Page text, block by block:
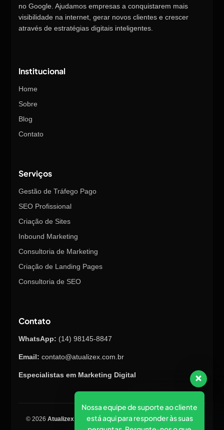
no Google. Ajudamos empresas a conquistarem mais
visibilidade na internet, gerar novos clientes e crescer
através de estratégias digitais inteligentes.
Institucional
Home
Sobre
Blog
Contato
Serviços
Gestão de Tráfego Pago
SEO Profissional
Criação de Sites
Inbound Marketing
Consultoria de Marketing
Criação de Landing Pages
Consultoria de SEO
Contato
WhatsApp: (14) 98145-8847
Email: contato@atualizex.com.br
Especialistas em Marketing Digital
© 2026 Atualizex Marketing & Performance. Todos os direitos
Nossa equipe de suporte ao cliente
está aqui para responder às suas